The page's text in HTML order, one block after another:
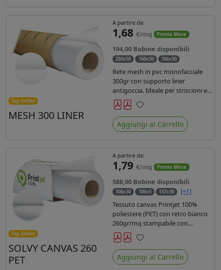
Top Seller
MESH 300 LINER
A partire da:
1,68 €/mq Promo Mese
194,00 Bobine disponibili
250x50 160x50 106x50
Rete mesh in pvc monofacciale
300gr con supporto liner
antigoccia. Ideale per striscioni e
coperture antivento. Saldabile,
stampabile con inchiostri
solvente, ecosolvente, uv e latex.
Densità fili 1000x1000 , filato 9x13.
Preferiti
Aggiungi al Carrello
Top Seller
SOLVY CANVAS 260
PET
A partire da:
1,79 €/mq Promo Mese
588,00 Bobine disponibili
106x30 106x5 137x30
[+1]
Tessuto canvas Printjet 100%
poliestere (PET) con retro bianco
260gr/mq stampabile con
inchiostri solvente, ecosolvente,
uv e latex.
Preferiti
Aggiungi al Carrello